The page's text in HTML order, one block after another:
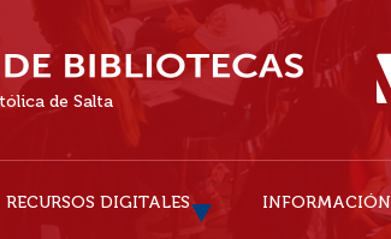
de Salta
RECURSOS DIGITALES INFORMACIÓN